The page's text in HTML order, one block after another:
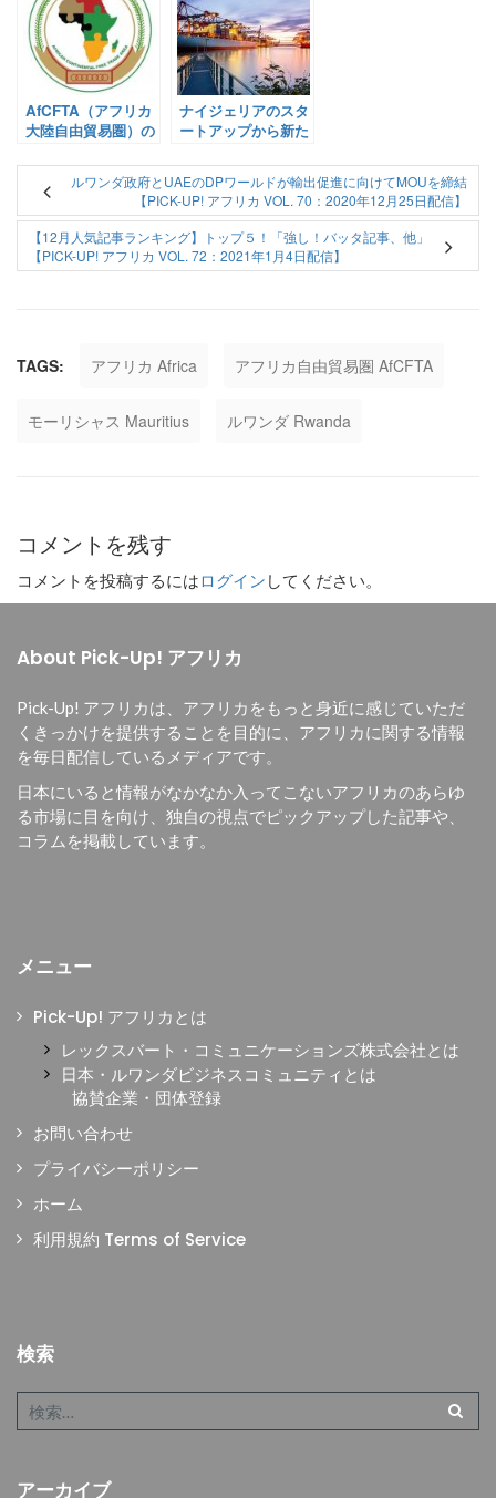
2020年11月10日)】
AfCFTA（アフリカ
大陸自由貿易圏）の
アフリカ Vol. 165：
2021年5月17日配
信】
ナイジェリアのスタ
ートアップから新た
場！・MTNルワンダ
が新たなモバイル
APIを発表する見通
し！【Pick-Up! ア
フリカ Vol. 5(投
稿：2020年10月9
ルワンダ政府とUAEのDPワールドが輸出促進に向けてMOUを締結
【PICK-UP! アフリカ VOL. 70：2020年12月25日配信】
【12月人気記事ランキング】トップ５！「強し！バッタ記事、他」
【PICK-UP! アフリカ VOL. 72：2021年1月4日配信】
TAGS: アフリカ Africa アフリカ自由貿易圏 AfCFTA
モーリシャス Mauritius ルワンダ Rwanda
コメントを残す
コメントを投稿するにはログイン してください。
About Pick-Up! アフリカ
Pick-Up! アフリカは、 アフリカをもっと身近に感じていただ
くきっかけを提供することを目的に、 アフリカに関する情報
を毎日配信しているメディアです。
日本にいると情報がなかなか入ってこないアフリカのあらゆ
る市場に目を向け、独自の視点でピックアップした記事や、
コラムを掲載しています。
メニュー
Pick-Up! アフリカとは
レックスバート・コミュニケーションズ株式会社とは
日本・ルワンダビジネスコミュニティとは
協賛企業・団体登録
お問い合わせ
プライバシーポリシー
ホーム
利用規約 Terms of Service
検索
アーカイブ